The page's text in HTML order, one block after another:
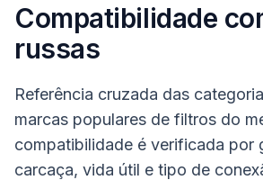
Compatibilidade
russas
Referência cruzada das
marcas populares de filtros do
compatibilidade é verificada por
carcaça, vida útil e tipo de